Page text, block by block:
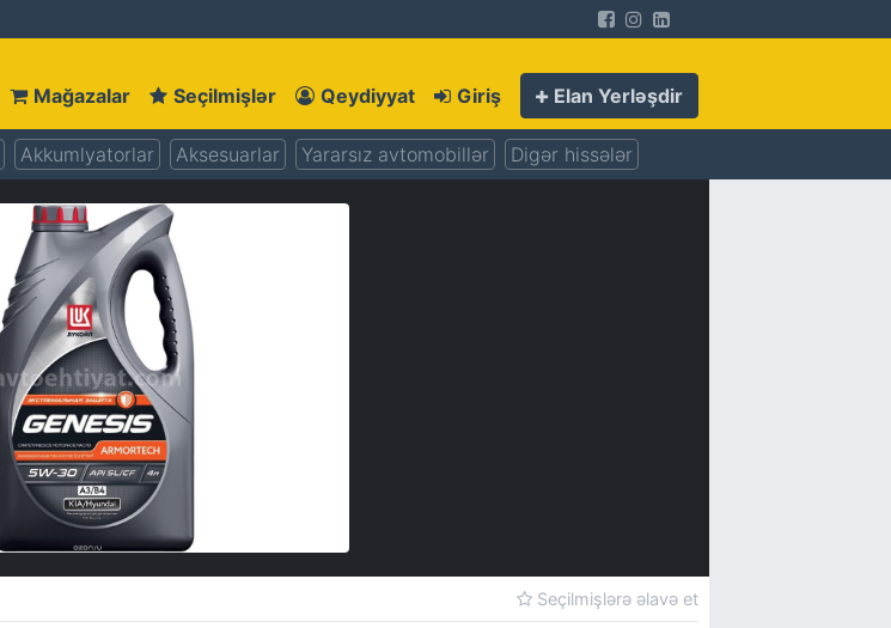
Mağazalar Seçilmişlər Qeydiyyat Giriş Elan Yerləşdir
Akkumlyatorlar Aksesuarlar Yararsız avtomobillər Digər hissələr
Seçilmişlərə əlavə et